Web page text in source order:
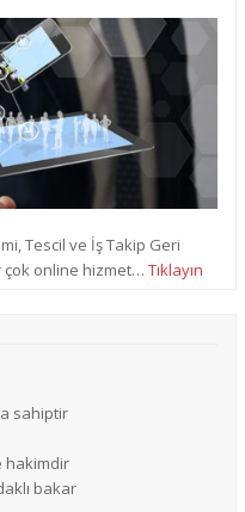
Tescil ve İş Takip Geri
çok online hizmet…Tıklayın
sahiptir
hakimdir
bakar